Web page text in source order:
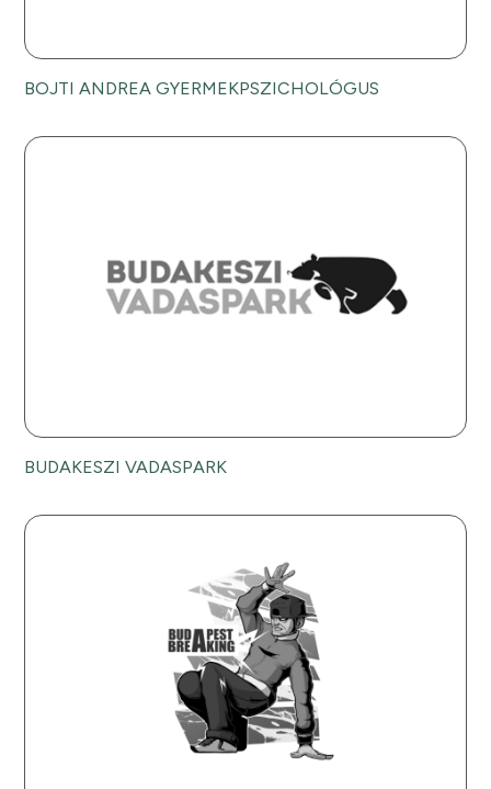
BOJTI ANDREA GYERMEKPSZICHOLÓGUS
BUDAKESZI VADASPARK